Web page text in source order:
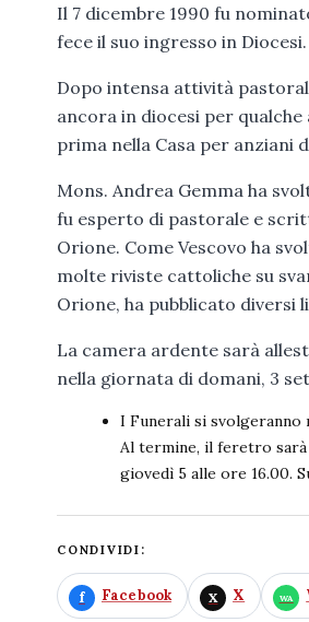
Il 7 dicembre 1990 fu
fece il suo ingresso in
Dopo intensa attività
ancora in diocesi per
prima nella Casa per anziani
Mons. Andrea Gemma ha
fu esperto di pastorale e
Orione. Come Vescovo ha
molte riviste cattoliche su
Orione, ha pubblicato diversi
La camera ardente sarà
nella giornata di domani, 3
I Funerali si svolgeranno
Al termine, il feretro sarà
giovedì 5 alle ore 16.00.
CONDIVIDI:
Facebook X